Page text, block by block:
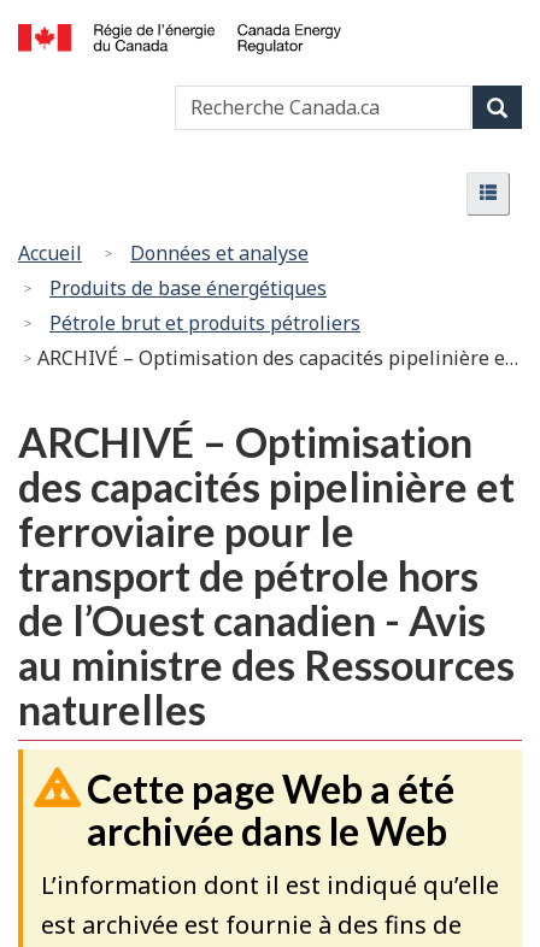
Passer
au
contenu
principal
Version
HTML
simplifiée
l’énergie
du
Canada
Vous
êtes
ici
Accueil
Données et analyse
Produits de base énergétiques
Pétrole brut et produits pétroliers
ARCHIVÉ – Optimisation des capacités pipelinière et ferroviaire pour le transport de pétrole hors de l’Ouest canadien - Avis au ministre des Ressources naturelles
ARCHIVÉ – Optimisation
des capacités pipelinière et
ferroviaire pour le
transport de pétrole hors
de l’Ouest canadien - Avis
au ministre des Ressources
naturelles
Cette page Web a été
archivée dans le Web
L’information dont il est indiqué qu’elle
est archivée est fournie à des fins de